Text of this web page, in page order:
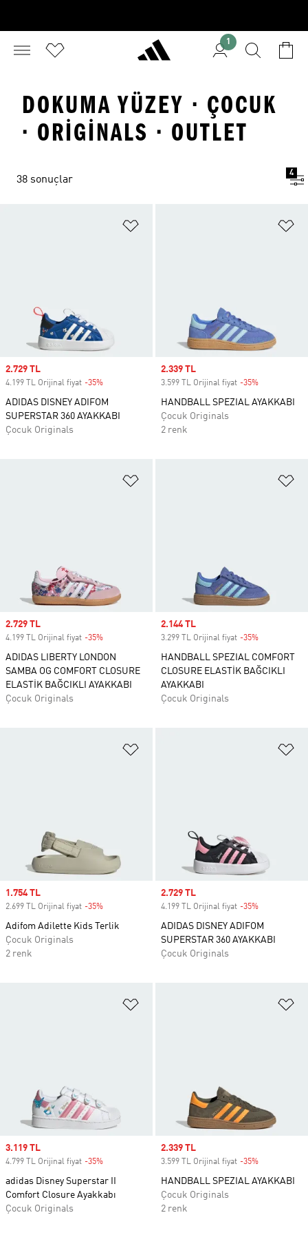
1
DOKUMA YÜZEY · ÇOCUK
· ORIGINALS · OUTLET
38 sonuçlar
4
Sale price
2.729 TL
4.199 TL Orijinal fiyat -35%
ADIDAS DISNEY ADIFOM
SUPERSTAR 360 AYAKKABI
Çocuk Originals
Sale price
2.339 TL
3.599 TL Orijinal fiyat -35%
HANDBALL SPEZIAL AYAKKABI
Çocuk Originals
2 renk
Sale price
2.729 TL
4.199 TL Orijinal fiyat -35%
ADIDAS LIBERTY LONDON
SAMBA OG COMFORT CLOSURE
ELASTİK BAĞCIKLI AYAKKABI
Çocuk Originals
Sale price
2.144 TL
3.299 TL Orijinal fiyat -35%
HANDBALL SPEZIAL COMFORT
CLOSURE ELASTİK BAĞCIKLI
AYAKKABI
Çocuk Originals
Sale price
1.754 TL
2.699 TL Orijinal fiyat -35%
Adifom Adilette Kids Terlik
Çocuk Originals
2 renk
Sale price
2.729 TL
4.199 TL Orijinal fiyat -35%
ADIDAS DISNEY ADIFOM
SUPERSTAR 360 AYAKKABI
Çocuk Originals
Sale price
3.119 TL
4.799 TL Orijinal fiyat -35%
adidas Disney Superstar II
Comfort Closure Ayakkabı
Çocuk Originals
Sale price
2.339 TL
3.599 TL Orijinal fiyat -35%
HANDBALL SPEZIAL AYAKKABI
Çocuk Originals
2 renk